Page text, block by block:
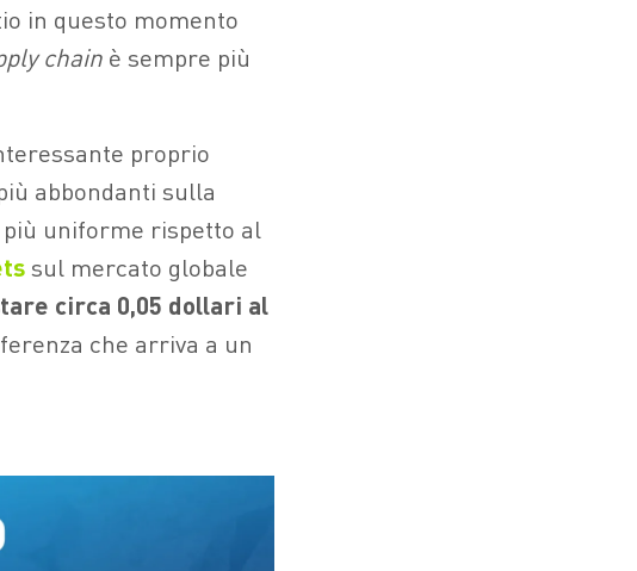
in questo momento
chain è sempre più
proprio
abbondanti sulla
uniforme rispetto al
sul mercato globale
circa 0,05 dollari al
che arriva a un